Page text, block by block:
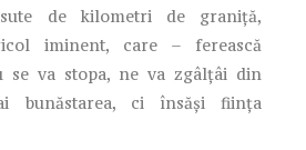
de kilometri de graniță,
iminent, care – ferească
se va stopa, ne va zgâlțâi din
bunăstarea, ci însăși ființa